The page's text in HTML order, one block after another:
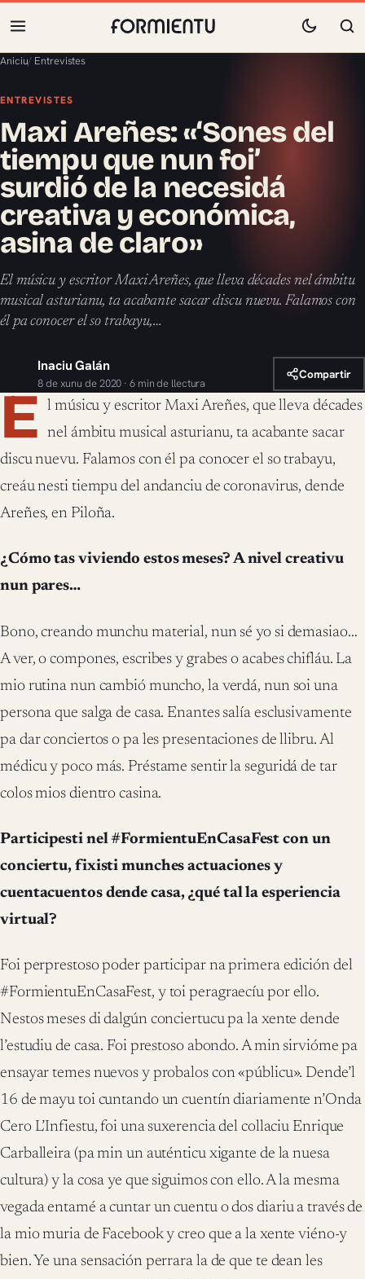
Aniciu/ Entrevistes
ENTREVISTES
Maxi Areñes: «‘Sones del
tiempu que nun foi’
surdió de la necesidá
creativa y económica,
asina de claro»
El músicu y escritor Maxi Areñes, que lleva décades nel ámbitu
musical asturianu, ta acabante sacar discu nuevu. Falamos con
él pa conocer el so trabayu,…
Inaciu Galán
8 de xunu de 2020 · 6 min de llectura
Compartir
E l músicu y escritor Maxi Areñes, que lleva décades
nel ámbitu musical asturianu, ta acabante sacar
discu nuevu. Falamos con él pa conocer el so trabayu,
creáu nesti tiempu del andanciu de coronavirus, dende
Areñes, en Piloña.
¿Cómo tas viviendo estos meses? A nivel creativu
nun pares…
Bono, creando munchu material, nun sé yo si demasiao…
A ver, o compones, escribes y grabes o acabes chifláu. La
mio rutina nun cambió muncho, la verdá, nun soi una
persona que salga de casa. Enantes salía esclusivamente
pa dar conciertos o pa les presentaciones de llibru. Al
médicu y poco más. Préstame sentir la seguridá de tar
colos mios dientro casina.
Participesti nel #FormientuEnCasaFest con un
conciertu, fixisti munches actuaciones y
cuentacuentos dende casa, ¿qué tal la esperiencia
virtual?
Foi perprestoso poder participar na primera edición del
#FormientuEnCasaFest, y toi peragraecíu por ello.
Nestos meses di dalgún conciertucu pa la xente dende
l’estudiu de casa. Foi prestoso abondo. A min sirvióme pa
ensayar temes nuevos y probalos con «públicu». Dende’l
16 de mayu toi cuntando un cuentín diariamente n’Onda
Cero L’Infiestu, foi una suxerencia del collaciu Enrique
Carballeira (pa min un auténticu xigante de la nuesa
cultura) y la cosa ye que siguimos con ello. A la mesma
vegada entamé a cuntar un cuentu o dos diariu a través de
la mio muria de Facebook y creo que a la xente viéno-y
bien. Ye una sensación perrara la de que te dean les